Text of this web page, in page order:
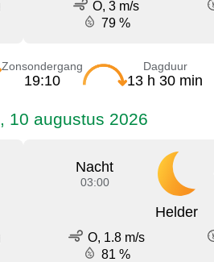
O, 3 m/s
79 %
Zonsondergang
19:10
Dagduur
13 h 30 min
10 augustus 2026
Nacht
03:00
Helder
O, 1.8 m/s
81 %